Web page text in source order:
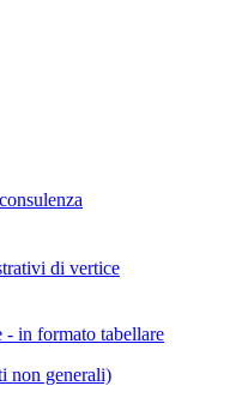
di vertice
in formato tabellare
non generali)